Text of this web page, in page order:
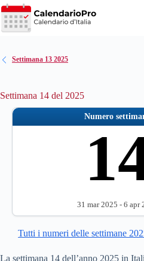
Salta
al
contenuto
Settimana 13 2025
Settimana 14 del 2025
Numero
31 mar 2025 - 6 apr
Tutti i numeri delle settimane
La settimana 14 dell’anno 2025 in